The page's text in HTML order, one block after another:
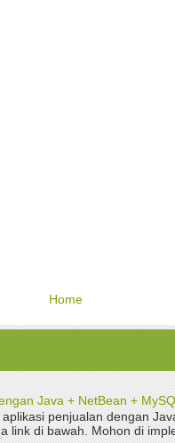
Home
Java + NetBean +
penjualan dengan
link di bawah. Mohon di